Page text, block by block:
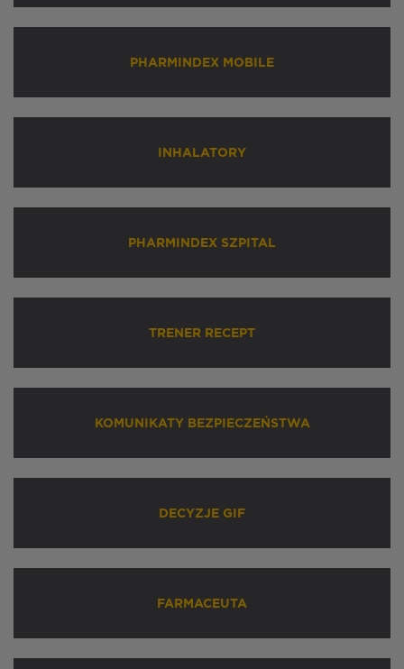
PHARMINDEX MOBILE
INHALATORY
PHARMINDEX SZPITAL
TRENER RECEPT
KOMUNIKATY BEZPIECZEŃSTWA
DECYZJE GIF
FARMACEUTA